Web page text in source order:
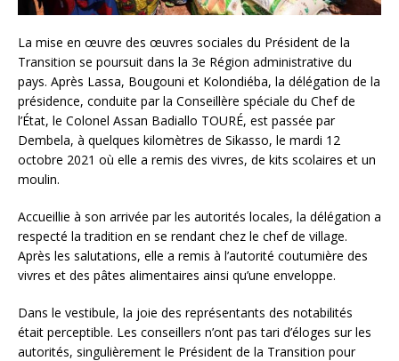
La mise en œuvre des œuvres sociales du Président de la
Transition se poursuit dans la 3e Région administrative du
pays. Après Lassa, Bougouni et Kolondiéba, la délégation de la
présidence, conduite par la Conseillère spéciale du Chef de
l’État, le Colonel Assan Badiallo TOURÉ, est passée par
Dembela, à quelques kilomètres de Sikasso, le mardi 12
octobre 2021 où elle a remis des vivres, de kits scolaires et un
moulin.
Accueillie à son arrivée par les autorités locales, la délégation a
respecté la tradition en se rendant chez le chef de village.
Après les salutations, elle a remis à l’autorité coutumière des
vivres et des pâtes alimentaires ainsi qu’une enveloppe.
Dans le vestibule, la joie des représentants des notabilités
était perceptible. Les conseillers n’ont pas tari d’éloges sur les
autorités, singulièrement le Président de la Transition pour